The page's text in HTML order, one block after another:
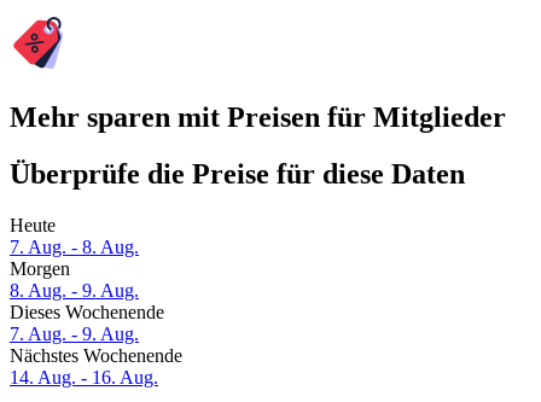
Mehr sparen mit Preisen für Mitglieder
Überprüfe die Preise für diese Daten
Heute
7. Aug. - 8. Aug.
Morgen
8. Aug. - 9. Aug.
Dieses Wochenende
7. Aug. - 9. Aug.
Nächstes Wochenende
14. Aug. - 16. Aug.